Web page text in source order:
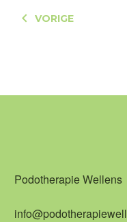
VORIGE
Podotherapie Wellens